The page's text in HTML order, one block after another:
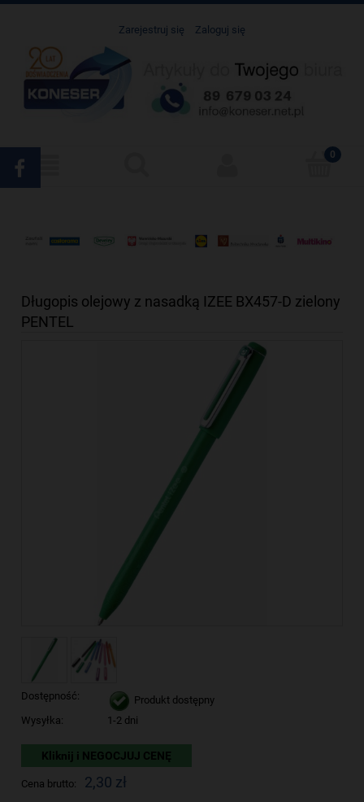
Zarejestruj się Zaloguj się
Długopis olejowy z nasadką IZEE BX457-D zielony
PENTEL
Dostępność:
Produkt dostępny
Wysyłka:
1-2 dni
Kliknij i NEGOCJUJ CENĘ
Cena brutto: 2,30 zł